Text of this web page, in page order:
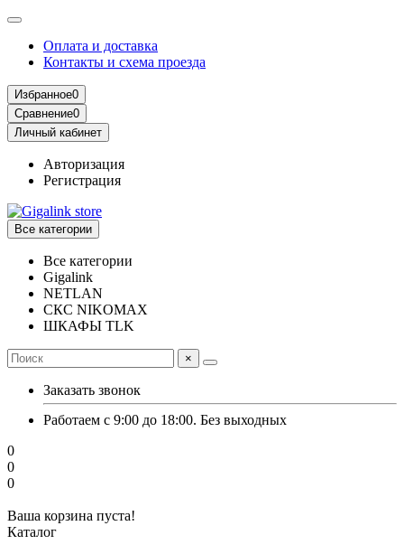
Оплата и доставка
Контакты и схема проезда
Избранное0
Сравнение0
Личный кабинет
Авторизация
Регистрация
Все категории
Все категории
Gigalink
NETLAN
СКС NIKOMAX
ШКАФЫ TLK
×
Заказать звонок
Работаем с 9:00 до 18:00. Без выходных
0
0
0
Ваша корзина пуста!
Каталог